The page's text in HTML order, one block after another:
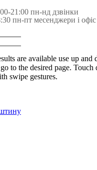
21:00 пн-нд дзвінки
пн-пт месенджери і офіс
are available use up and
to the desired page. Touch
swipe gestures.